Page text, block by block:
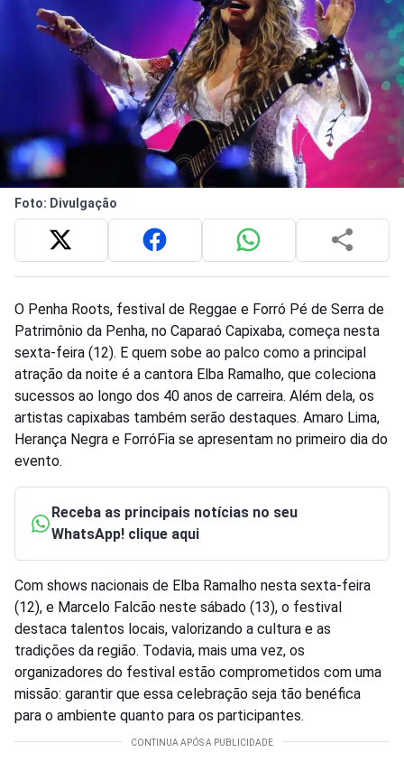
Foto: Divulgação
O Penha Roots, festival de Reggae e Forró Pé de Serra de
Patrimônio da Penha, no Caparaó Capixaba, começa nesta
sexta-feira (12). E quem sobe ao palco como a principal
atração da noite é a cantora Elba Ramalho, que coleciona
sucessos ao longo dos 40 anos de carreira. Além dela, os
artistas capixabas também serão destaques. Amaro Lima,
Herança Negra e ForróFia se apresentam no primeiro dia do
evento.
Receba as principais notícias no seu
WhatsApp! clique aqui
Com shows nacionais de Elba Ramalho nesta sexta-feira
(12), e Marcelo Falcão neste sábado (13), o festival
destaca talentos locais, valorizando a cultura e as
tradições da região. Todavia, mais uma vez, os
organizadores do festival estão comprometidos com uma
missão: garantir que essa celebração seja tão benéfica
para o ambiente quanto para os participantes.